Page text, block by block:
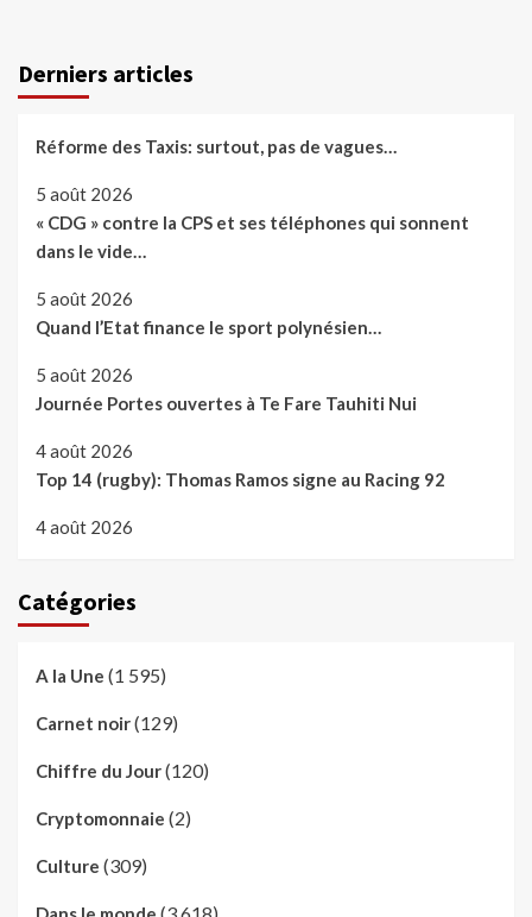
Derniers articles
Réforme des Taxis: surtout, pas de vagues…
5 août 2026
« CDG » contre la CPS et ses téléphones qui sonnent
dans le vide…
5 août 2026
Quand l’Etat finance le sport polynésien…
5 août 2026
Journée Portes ouvertes à Te Fare Tauhiti Nui
4 août 2026
Top 14 (rugby): Thomas Ramos signe au Racing 92
4 août 2026
Catégories
A la Une (1 595)
Carnet noir(129)
Chiffre du Jour(120)
Cryptomonnaie (2)
Culture (309)